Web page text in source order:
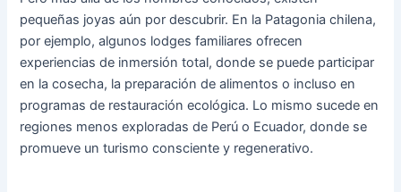
pequeñas joyas aún por descubrir. En la Patagonia chilena,
por ejemplo, algunos lodges familiares ofrecen
experiencias de inmersión total, donde se puede participar
en la cosecha, la preparación de alimentos o incluso en
programas de restauración ecológica. Lo mismo sucede en
regiones menos exploradas de Perú o Ecuador, donde se
promueve un turismo consciente y regenerativo.